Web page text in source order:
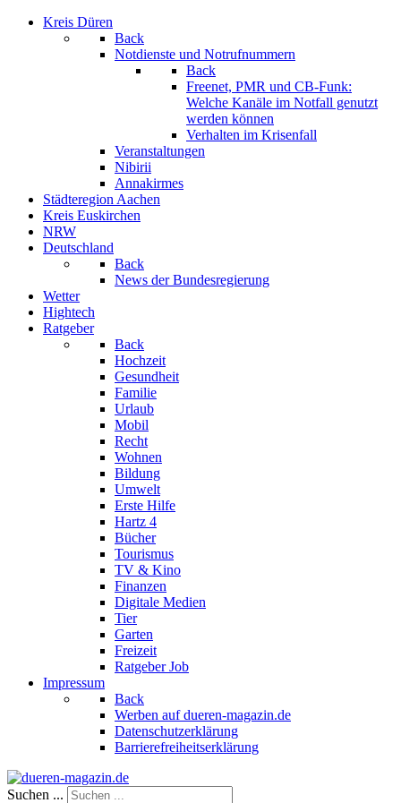
Kreis Düren
Back
Notdienste und Notrufnummern
Back
Freenet, PMR und CB-Funk:
Welche Kanäle im Notfall genutzt
werden können
Verhalten im Krisenfall
Veranstaltungen
Nibirii
Annakirmes
Städteregion Aachen
Kreis Euskirchen
NRW
Deutschland
Back
News der Bundesregierung
Wetter
Hightech
Ratgeber
Back
Hochzeit
Gesundheit
Familie
Urlaub
Mobil
Recht
Wohnen
Bildung
Umwelt
Erste Hilfe
Hartz 4
Bücher
Tourismus
TV & Kino
Finanzen
Digitale Medien
Tier
Garten
Freizeit
Ratgeber Job
Impressum
Back
Werben auf dueren-magazin.de
Datenschutzerklärung
Barrierefreiheitserklärung
Suchen ...